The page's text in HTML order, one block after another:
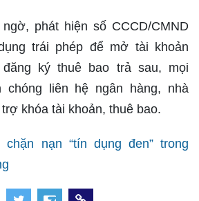
phát hiện số CCCD/CMND
trái phép để mở tài khoản
ký thuê bao trả sau, mọi
chóng liên hệ ngân hàng, nhà
khóa tài khoản, thuê bao.
chặn nạn “tín dụng đen” trong